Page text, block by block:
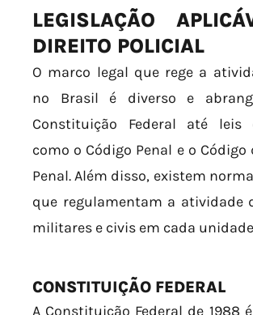
LEGISLAÇÃO
DIREITO POLICIAL
O marco legal que rege a
no Brasil é diverso e
Constituição Federal até leis
como o Código Penal e o Código
Penal. Além disso, existem
que regulamentam a atividade
militares e civis em cada
CONSTITUIÇÃO FEDERAL
A Constituição Federal de 1988